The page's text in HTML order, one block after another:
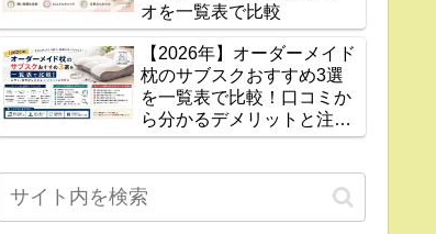
オを一覧表で比較
【2026年】オーダーメイド
枕のサブスクおすすめ3選
を一覧表で比較！口コミか
ら分かるデメリットと注意
点